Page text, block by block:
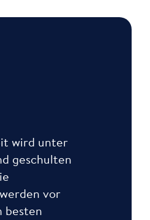
wird unter
geschulten
vor
besten